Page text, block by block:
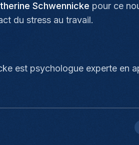
Schwennicke pour ce
du stress au travail.
est psychologue experte en